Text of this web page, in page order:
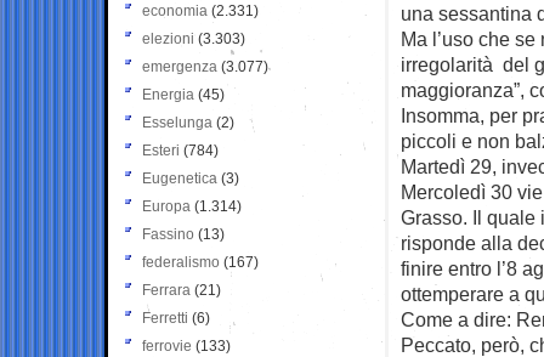
una sessantina
Ma l’uso che
irregolarità del
maggioranza”,
Insomma, per
piccoli e non
Martedì 29,
Mercoledì 30
Grasso. Il quale
risponde alla
finire entro l’8
ottemperare a
Come a dire:
Peccato, però,
economia (2.331)
elezioni (3.303)
emergenza (3.077)
Energia (45)
Esselunga (2)
Esteri (784)
Eugenetica (3)
Europa (1.314)
Fassino (13)
federalismo (167)
Ferrara (21)
Ferretti (6)
ferrovie (133)